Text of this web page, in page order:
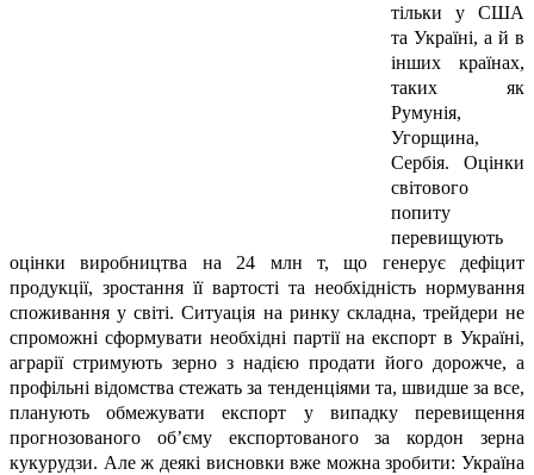
тільки у США
та Україні, а й в
інших країнах,
таких як
Румунія,
Угорщина,
Сербія. Оцінки
світового
попиту
перевищують
оцінки виробництва на 24 млн т, що генерує дефіцит
продукції, зростання її вартості та необхідність нормування
споживання у світі. Ситуація на ринку складна, трейдери не
спроможні сформувати необхідні партії на експорт в Україні,
аграрії стримують зерно з надією продати його дорожче, а
профільні відомства стежать за тенденціями та, швидше за все,
планують обмежувати експорт у випадку перевищення
прогнозованого об’єму експортованого за кордон зерна
кукурудзи. Але ж деякі висновки вже можна зробити: Україна